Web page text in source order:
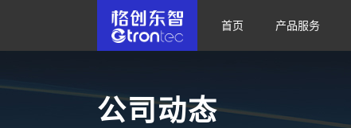
首页 产品服务
公司动态